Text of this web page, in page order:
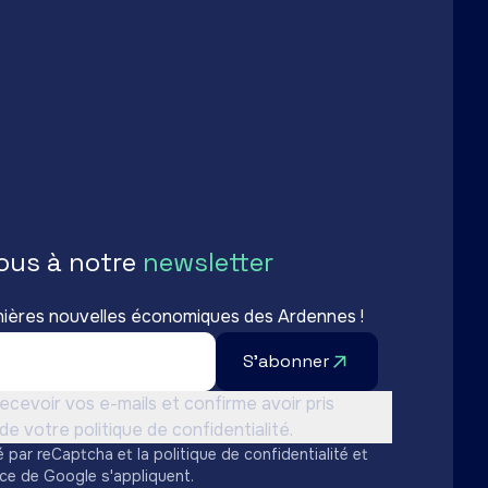
à notre newsletter
nouvelles économiques des Ardennes !
S'abonner
* vos e-mails et confirme avoir pris
votre politique de confidentialité.
par reCaptcha et lapolitique de confidentialité et
de Google s'appliquent.